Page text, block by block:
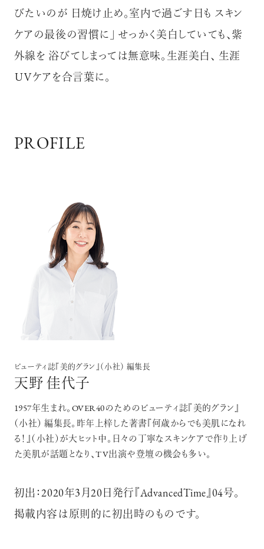
びたいのが 日焼け止め。室内で過ごす日も スキン
ケアの最後の習慣に」 せっかく美白していても、紫
外線を 浴びてしまっては無意味。生涯美白、 生涯
ＵＶケアを合言葉に。
PROFILE
ビューティ誌『美的グラン』（小社） 編集長
天野 佳代子
1957年生まれ。OVER40のためのビューティ誌『美的グラン』
（小社） 編集長。昨年上梓した著書『何歳からでも美肌になれ
る！』（小社）が大ヒット中。日々の丁寧なスキンケアで作り上げ
た美肌が話題となり、TV出演や登壇の機会も多い。
初出：2020年3月20日発行『AdvancedTime』04号。
掲載内容は原則的に初出時のものです。